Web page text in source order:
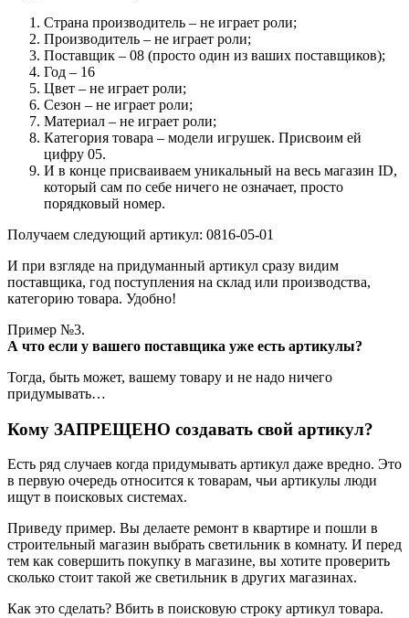
Страна производитель – не играет роли;
Производитель – не играет роли;
Поставщик – 08 (просто один из ваших поставщиков);
Год – 16
Цвет – не играет роли;
Сезон – не играет роли;
Материал – не играет роли;
Категория товара – модели игрушек. Присвоим ей
цифру 05.
И в конце присваиваем уникальный на весь магазин ID,
который сам по себе ничего не означает, просто
порядковый номер.
Получаем следующий артикул: 0816-05-01
И при взгляде на придуманный артикул сразу видим
поставщика, год поступления на склад или производства,
категорию товара. Удобно!
Пример №3.
А что если у вашего поставщика уже есть артикулы?
Тогда, быть может, вашему товару и не надо ничего
придумывать…
Кому ЗАПРЕЩЕНО создавать свой артикул?
Есть ряд случаев когда придумывать артикул даже вредно. Это
в первую очередь относится к товарам, чьи артикулы люди
ищут в поисковых системах.
Приведу пример. Вы делаете ремонт в квартире и пошли в
строительный магазин выбрать светильник в комнату. И перед
тем как совершить покупку в магазине, вы хотите проверить
сколько стоит такой же светильник в других магазинах.
Как это сделать? Вбить в поисковую строку артикул товара.